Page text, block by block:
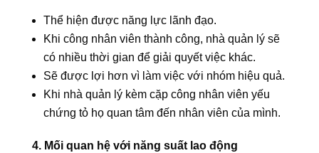
Thể hiện được năng lực lãnh đạo.
Khi công nhân viên thành công, nhà quản lý sẽ
có nhiều thời gian để giải quyết việc khác.
Sẽ được lợi hơn vì làm việc với nhóm hiệu quả.
Khi nhà quản lý kèm cặp công nhân viên yếu
chứng tỏ họ quan tâm đến nhân viên của mình.
4. Mối quan hệ với năng suất lao động